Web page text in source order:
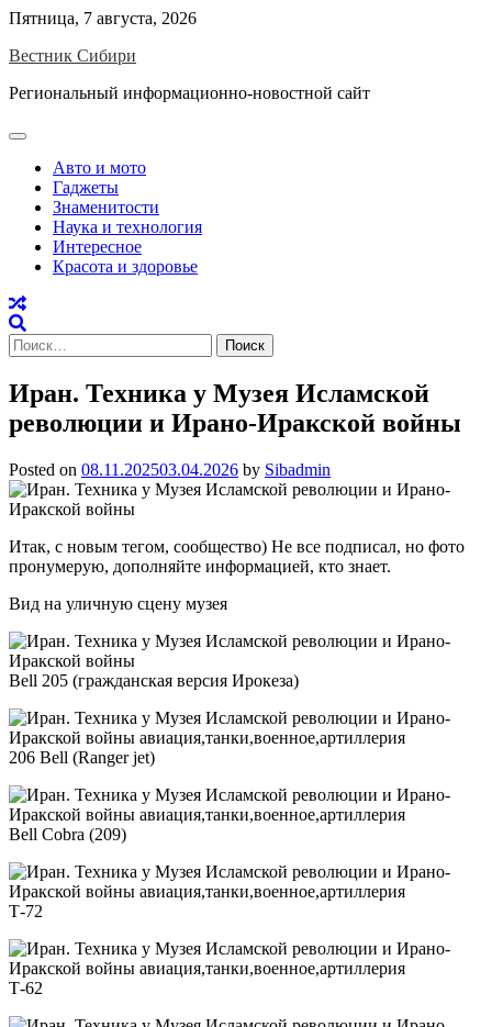
Skip
content
Пятница, 7 августа, 2026
Вестник Сибири
Региональный информационно-новостной сайт
Авто и мото
Гаджеты
Знаменитости
Наука и технология
Интересное
Красота и здоровье
Найти:
Иран. Техника у Музея Исламской
революции и Ирано-Иракской войны
Posted on 08.11.202503.04.2026 by Sibadmin
Итак, с новым тегом, сообщество) Не все подписал, но фото
пронумерую, дополняйте информацией, кто знает.
Вид на уличную сцену музея
Bell 205 (гражданская версия Ирокеза)
206 Bell (Ranger jet)
Bell Cobra (209)
Т-72
Т-62